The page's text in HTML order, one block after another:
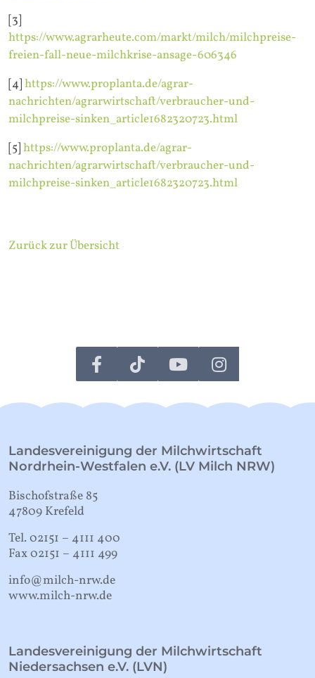
[3]
https://www.agrarheute.com/markt/milch/milchpreise-
freien-fall-neue-milchkrise-ansage-606346
[4]https://www.proplanta.de/agrar-
nachrichten/agrarwirtschaft/verbraucher-und-
milchpreise-sinken_article1682320723.html
[5]https://www.proplanta.de/agrar-
nachrichten/agrarwirtschaft/verbraucher-und-
milchpreise-sinken_article1682320723.html
Zurück zur Übersicht
Landesvereinigung der Milchwirtschaft
Nordrhein-Westfalen e.V. (LV Milch NRW)
Bischofstraße 85
47809 Krefeld
Tel. 02151 – 4111 400
Fax 02151 – 4111 499
info@milch-nrw.de
www.milch-nrw.de
Landesvereinigung der Milchwirtschaft
Niedersachsen e.V. (LVN)